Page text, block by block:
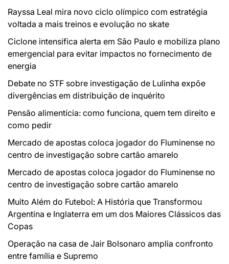
Rayssa Leal mira novo ciclo olímpico com estratégia
voltada a mais treinos e evolução no skate
Ciclone intensifica alerta em São Paulo e mobiliza plano
emergencial para evitar impactos no fornecimento de
energia
Debate no STF sobre investigação de Lulinha expõe
divergências em distribuição de inquérito
Pensão alimentícia: como funciona, quem tem direito e
como pedir
Mercado de apostas coloca jogador do Fluminense no
centro de investigação sobre cartão amarelo
Mercado de apostas coloca jogador do Fluminense no
centro de investigação sobre cartão amarelo
Muito Além do Futebol: A História que Transformou
Argentina e Inglaterra em um dos Maiores Clássicos das
Copas
Operação na casa de Jair Bolsonaro amplia confronto
entre família e Supremo